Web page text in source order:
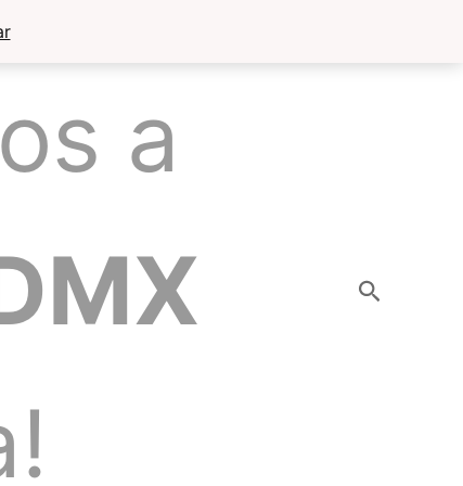
a
Buscar